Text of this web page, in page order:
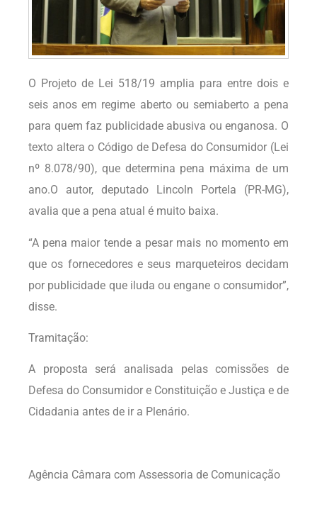
O Projeto de Lei 518/19 amplia para entre dois e
seis anos em regime aberto ou semiaberto a pena
para quem faz publicidade abusiva ou enganosa. O
texto altera o Código de Defesa do Consumidor (Lei
nº 8.078/90), que determina pena máxima de um
ano.O autor, deputado Lincoln Portela (PR-MG),
avalia que a pena atual é muito baixa.
“A pena maior tende a pesar mais no momento em
que os fornecedores e seus marqueteiros decidam
por publicidade que iluda ou engane o consumidor”,
disse.
Tramitação:
A proposta será analisada pelas comissões de
Defesa do Consumidor e Constituição e Justiça e de
Cidadania antes de ir a Plenário.
Agência Câmara com Assessoria de Comunicação